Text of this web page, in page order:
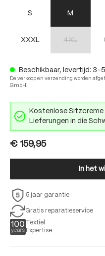
S M
XXXL 4XL
Beschikbaar, levertijd: 3-
De verkoop en verzending worden
GmbH.
Kostenlose Sitzcreme
Lieferungen in die
€ 159,95
In het
5 jaar garantie
Gratis reparatieservice
Textiel
Expertise